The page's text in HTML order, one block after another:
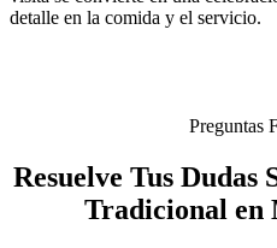
detalle en la comida y el servicio.
Preguntas
Resuelve Tus
Tradicional en